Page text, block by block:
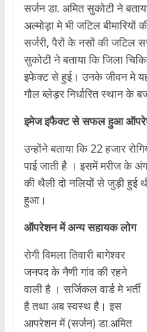
सर्जन डा. अमित सुकोटी ने
अल्मोड़ा मे भी जटिल बीमारियों
सर्जरी, पैरों के नसों की जटिल
सुकोटी ने बताया कि जिला
इफेक्ट से हुई। उनके जीवन मे यह
गौल ब्लेड़र निर्धारित स्थान के
इमेज इफैक्ट से सफल हुआ
उन्होंने बताया कि 22 हजार
पाई जाती है । इसमें मरीज के
की थैली दो नलियों से जुड़ी
हुआ।
ऑपरेशन में अन्य सहायक लोग
रोगी विमला तिवारी बागेश्वर
जनपद के नैणी गांव की रहने
वाली है । सर्जिकल वार्ड मे भर्ती
है तथा अब स्वस्थ है। इस
आपरेशन में (सर्जन) डा.अमित